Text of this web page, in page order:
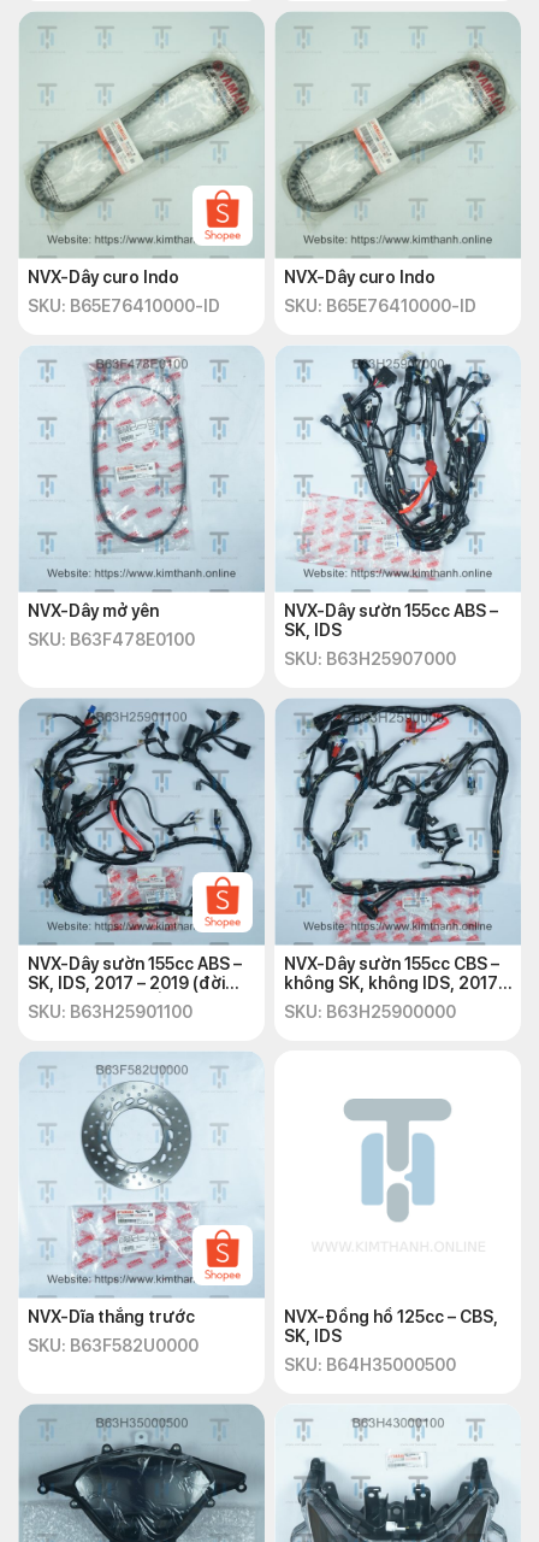
NVX-Dây curo Indo
SKU: B65E76410000-ID
NVX-Dây curo Indo
SKU: B65E76410000-ID
NVX-Dây mở yên
SKU: B63F478E0100
NVX-Dây sườn 155cc ABS –
SK, IDS
SKU: B63H25907000
NVX-Dây sườn 155cc ABS –
SK, IDS, 2017 – 2019 (đời
cuộn lửa dây ngắn)
SKU: B63H25901100
NVX-Dây sườn 155cc CBS –
không SK, không IDS, 2017,
2018 (đời cuộn lửa dây
ngắn)
SKU: B63H25900000
NVX-Dĩa thắng trước
SKU: B63F582U0000
NVX-Đồng hồ 125cc – CBS,
SK, IDS
SKU: B64H35000500